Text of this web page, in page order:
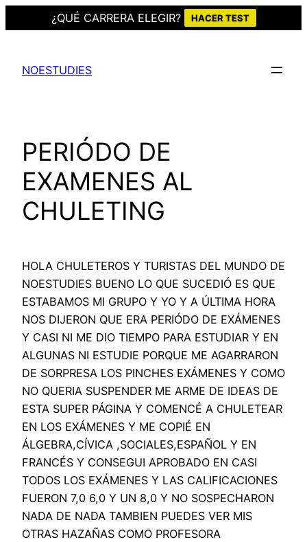
¿QUÉ CARRERA ELEGIR? HACER TEST
contenido
NOESTUDIES
PERIÓDO DE
EXAMENES AL
CHULETING
HOLA CHULETEROS Y TURISTAS DEL MUNDO DE
NOESTUDIES BUENO LO QUE SUCEDIÓ ES QUE
ESTABAMOS MI GRUPO Y YO Y A ÚLTIMA HORA
NOS DIJERON QUE ERA PERIÓDO DE EXÁMENES
Y CASI NI ME DIO TIEMPO PARA ESTUDIAR Y EN
ALGUNAS NI ESTUDIE PORQUE ME AGARRARON
DE SORPRESA LOS PINCHES EXÁMENES Y COMO
NO QUERIA SUSPENDER ME ARME DE IDEAS DE
ESTA SUPER PÁGINA Y COMENCÉ A CHULETEAR
EN LOS EXÁMENES Y ME COPIÉ EN
ÁLGEBRA,CÍVICA ,SOCIALES,ESPAÑOL Y EN
FRANCÉS Y CONSEGUI APROBADO EN CASI
TODOS LOS EXÁMENES Y LAS CALIFICACIONES
FUERON 7,0 6,0 Y UN 8,0 Y NO SOSPECHARON
NADA DE NADA TAMBIEN PUEDES VER MIS
OTRAS HAZAÑAS COMO PROFESORA